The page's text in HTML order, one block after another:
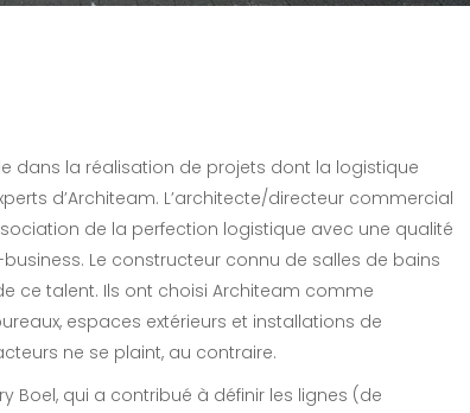
dans la réalisation de projets dont la logistique
d’Architeam. L’architecte/directeur commercial
de la perfection logistique avec une qualité
Le constructeur connu de salles de bains
ce talent. Ils ont choisi Architeam comme
espaces extérieurs et installations de
ne se plaint, au contraire.
Boel, qui a contribué à définir les lignes (de